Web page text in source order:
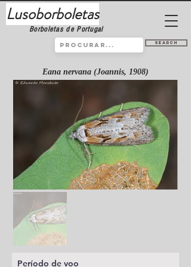
Lusoborboletas
Borboletas de Portugal
Search
Eana nervana (Joannis, 1908)
Período de voo